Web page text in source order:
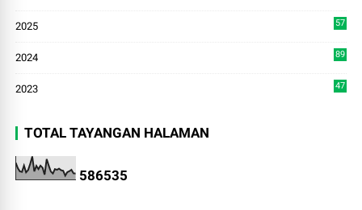
2025
57
2024
89
2023 47
TOTAL TAYANGAN HALAMAN
586535